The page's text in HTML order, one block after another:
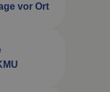
vor Ort